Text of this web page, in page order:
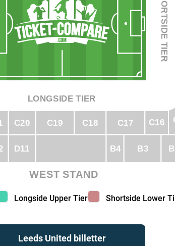
C16
C17
C18
C19
C20
B3
B4
D11
WEST STAND
LONGSIDE TIER
SHORTSIDE TIER
Longside Upper Tier color
Longside Upper Tier Shortside Lower
Shortside Lower
Leeds United billetter